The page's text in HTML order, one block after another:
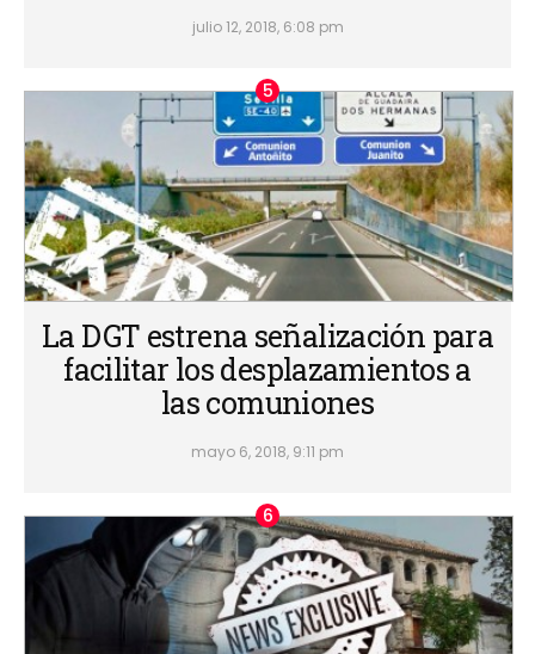
julio 12, 2018, 6:08 pm
La DGT estrena señalización para
facilitar los desplazamientos a
las comuniones
mayo 6, 2018, 9:11 pm